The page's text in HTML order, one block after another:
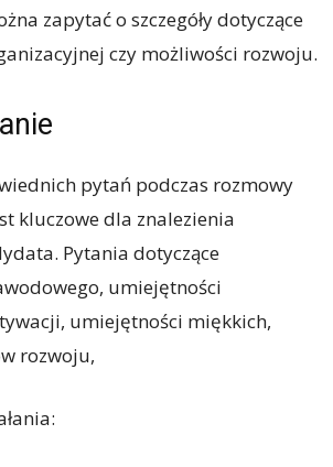
zapytać o szczegóły dotyczące
czy możliwości rozwoju.
pytań podczas rozmowy
kluczowe dla znalezienia
Pytania dotyczące
umiejętności
umiejętności miękkich,
rozwoju,